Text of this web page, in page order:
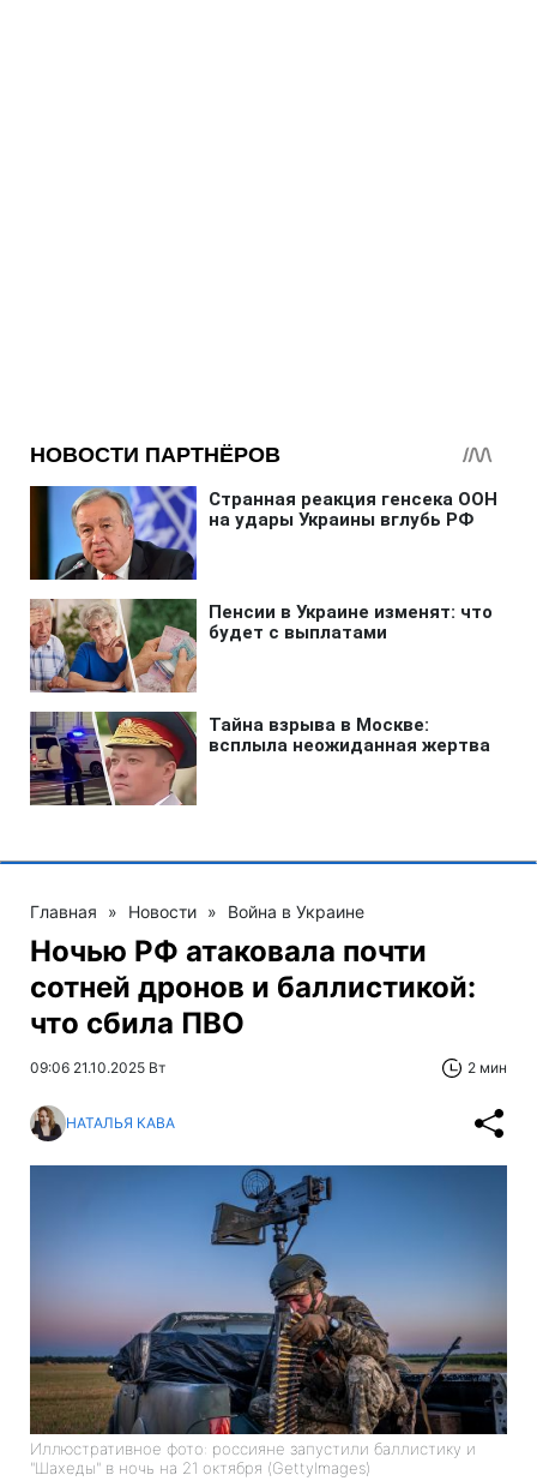
Главная » Новости » Война в Украине
Ночью РФ атаковала почти
сотней дронов и баллистикой:
что сбила ПВО
09:06 21.10.2025 Вт 2 мин
НАТАЛЬЯ КАВА
Иллюстративное фото: россияне запустили баллистику и
"Шахеды" в ночь на 21 октября (GettyImages)